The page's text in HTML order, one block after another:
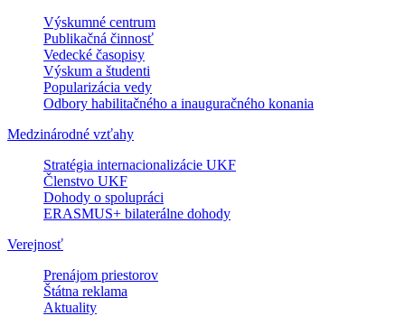
Výskumné centrum
Publikačná činnosť
Vedecké časopisy
Výskum a študenti
Popularizácia vedy
Odbory habilitačného a inauguračného konania
Medzinárodné vzťahy
Stratégia internacionalizácie UKF
Členstvo UKF
Dohody o spolupráci
ERASMUS+ bilaterálne dohody
Verejnosť
Prenájom priestorov
Štátna reklama
Aktuality